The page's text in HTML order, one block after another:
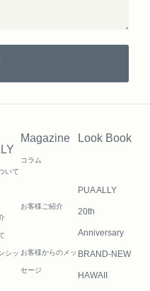
いて
シッ
Magazine
コラム
お客様ご紹介
お客様からのメッ
セージ
Look Book
PUA ALLY
20th
Anniversary
BRAND-NEW
HAWAII